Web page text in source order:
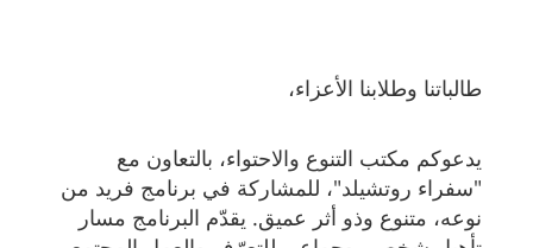
طالباتنا وطلابنا الأعزاء،
يدعوكم مكتب التنوع والاحتواء، بالتعاون مع
"سفراء روتشيلد"، للمشاركة في برنامج فريد من
نوعه، متنوع وذو أثر عميق. يقدّم البرنامج مسار